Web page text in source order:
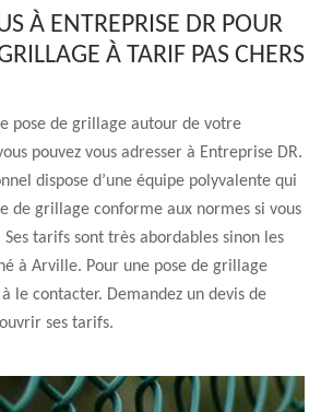
À ENTREPRISE DR POUR
À TARIF PAS CHERS
pose de grillage autour de votre
pouvez vous adresser à Entreprise DR.
dispose d’une équipe polyvalente qui
de grillage conforme aux normes si vous
Ses tarifs sont très abordables sinon les
à Arville. Pour une pose de grillage
à le contacter. Demandez un devis de
ses tarifs.